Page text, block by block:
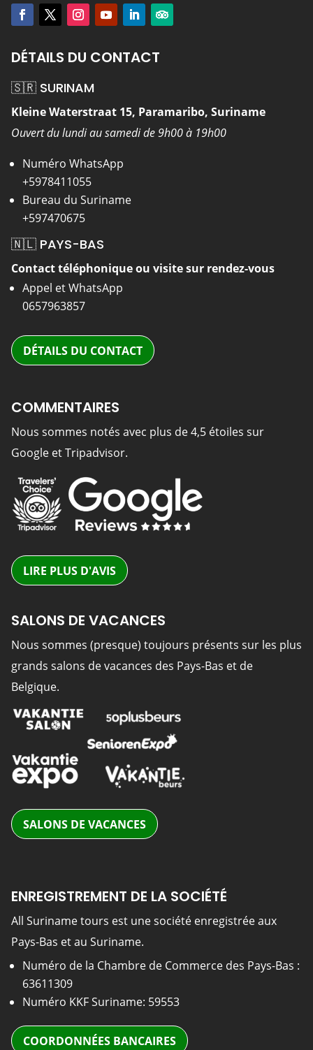
DÉTAILS DU CONTACT
🇸🇷 SURINAM
Kleine Waterstraat 15, Paramaribo, Suriname
Ouvert du lundi au samedi de 9h00 à 19h00
Numéro WhatsApp
+5978411055
Bureau du Suriname
+597470675
🇳🇱 PAYS-BAS
Contact téléphonique ou visite sur rendez-vous
Appel et WhatsApp
0657963857
DÉTAILS DU CONTACT
COMMENTAIRES
Nous sommes notés avec plus de 4,5 étoiles sur
Google et Tripadvisor.
LIRE PLUS D'AVIS
SALONS DE VACANCES
Nous sommes (presque) toujours présents sur les plus
grands salons de vacances des Pays-Bas et de
Belgique.
SALONS DE VACANCES
ENREGISTREMENT DE LA SOCIÉTÉ
All Suriname tours est une société enregistrée aux
Pays-Bas et au Suriname.
Numéro de la Chambre de Commerce des Pays-Bas :
63611309
Numéro KKF Suriname: 59553
COORDONNÉES BANCAIRES